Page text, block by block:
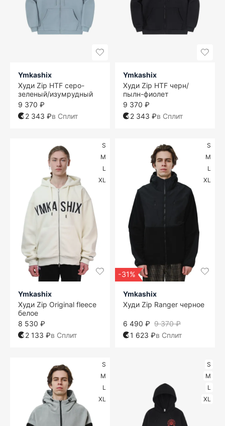
Ymkashix
Худи Zip HTF серо-
зеленый/изумрудный
9 370 ₽
2 343 ₽в Сплит
Ymkashix
Худи Zip HTF черн/
пылн-фиолет
9 370 ₽
2 343 ₽в Сплит
S
M
L
XL
Ymkashix
Худи Zip Original fleece
белое
8 530 ₽
2 133 ₽в Сплит
S
M
L
XL
-31%
Ymkashix
Худи Zip Ranger черное
9 370 ₽
6 490 ₽
1 623 ₽в Сплит
S
M
L
XL
S
M
L
XL